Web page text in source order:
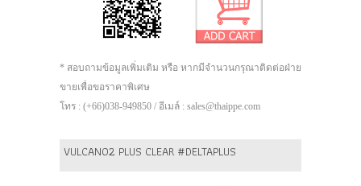
* สอบถามข้อมูลเพิ่มเติม หรือ หากมีจำนวนกรุณาติดต่อฝ่าย
ขายเพื่อขอราคาพิเศษ
โทร : (+66)038-949850 / อีเมล์ : sales@thaippe.com
VULCANO2 PLUS CLEAR #DELTAPLUS